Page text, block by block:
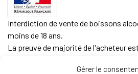
Gérer le
Interdiction de vente de boissons
moins de 18 ans.
La preuve de majorité de l'acheteur